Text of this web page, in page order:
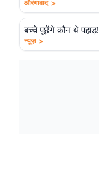
औरंगाबाद >
बच्चे पूछेंगे कौन थे पहाड़!
न्यूज़ >